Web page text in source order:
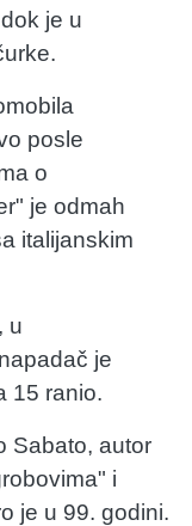
je u
posle
o
je odmah
italijanskim
u
je
15 ranio.
Sabato, autor
i
je u 99. godini.